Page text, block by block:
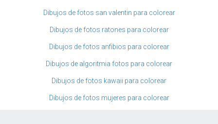
Dibujos de fotos san valentin para colorear
Dibujos de fotos ratones para colorear
Dibujos de fotos anfibios para colorear
Dibujos de algoritmia fotos para colorear
Dibujos de fotos kawaii para colorear
Dibujos de fotos mujeres para colorear